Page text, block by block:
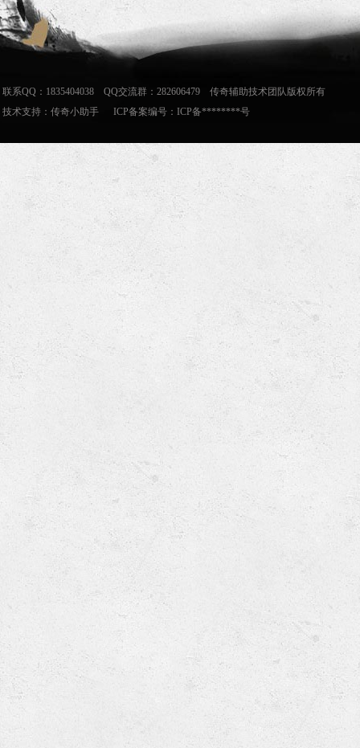
联系QQ：1835404038 QQ交流群：282606479 传奇辅助技术团队版权所有
技术支持： 传奇小助手 ICP备案编号：ICP备********号